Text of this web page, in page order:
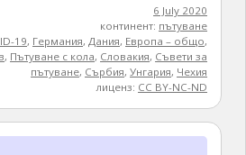
6 July 2020
континент: пътуване
19, Германия,Дания, Европа – общо,
, Пътуване с кола, Словакия, Съвети за
пътуване, Сърбия,Унгария, Чехия
лиценз: CC BY-NC-ND